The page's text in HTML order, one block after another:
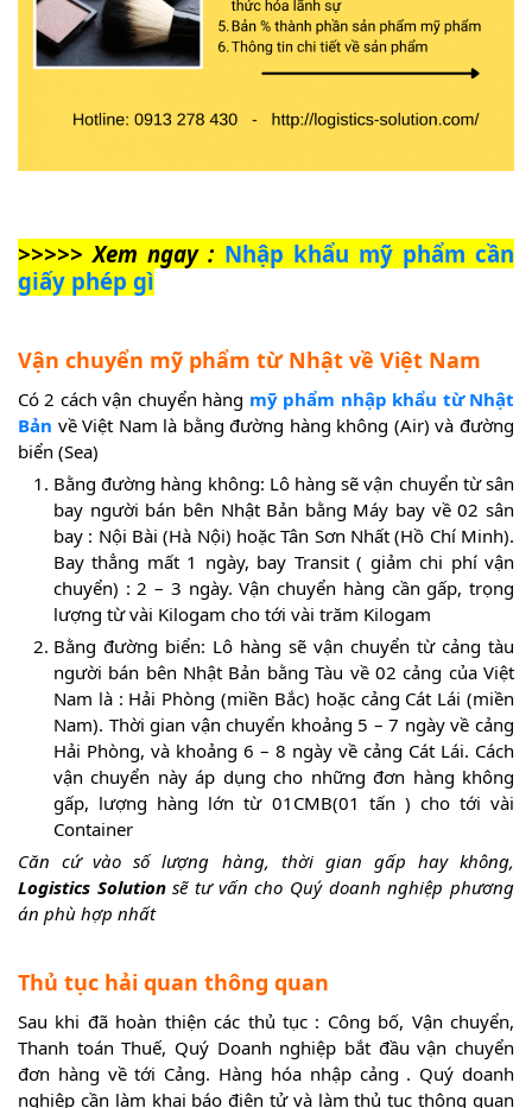
>>>>> Xem ngay : Nhập khẩu mỹ phẩm cần
giấy phép gì
Vận chuyển mỹ phẩm từ Nhật về Việt Nam
Có 2 cách vận chuyển hàng mỹ phẩm nhập khẩu từ Nhật
Bản về Việt Nam là bằng đường hàng không (Air) và đường
biển (Sea)
Bằng đường hàng không: Lô hàng sẽ vận chuyển từ sân
bay người bán bên Nhật Bản bằng Máy bay về 02 sân
bay : Nội Bài (Hà Nội) hoặc Tân Sơn Nhất (Hồ Chí Minh).
Bay thẳng mất 1 ngày, bay Transit ( giảm chi phí vận
chuyển) : 2 – 3 ngày. Vận chuyển hàng cần gấp, trọng
lượng từ vài Kilogam cho tới vài trăm Kilogam
Bằng đường biển: Lô hàng sẽ vận chuyển từ cảng tàu
người bán bên Nhật Bản bằng Tàu về 02 cảng của Việt
Nam là : Hải Phòng (miền Bắc) hoặc cảng Cát Lái (miền
Nam). Thời gian vận chuyển khoảng 5 – 7 ngày về cảng
Hải Phòng, và khoảng 6 – 8 ngày về cảng Cát Lái. Cách
vận chuyển này áp dụng cho những đơn hàng không
gấp, lượng hàng lớn từ 01CMB(01 tấn ) cho tới vài
Container
Căn cứ vào số lượng hàng, thời gian gấp hay không,
Logistics Solutionsẽ tư vấn cho Quý doanh nghiệp phương
án phù hợp nhất
Thủ tục hải quan thông quan
Sau khi đã hoàn thiện các thủ tục : Công bố, Vận chuyển,
Thanh toán Thuế, Quý Doanh nghiệp bắt đầu vận chuyển
đơn hàng về tới Cảng. Hàng hóa nhập cảng . Quý doanh
nghiệp cần làm khai báo điện tử và làm thủ tục thông quan